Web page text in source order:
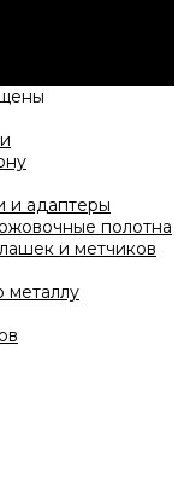
и адаптеры
полотна
и метчиков
металлу